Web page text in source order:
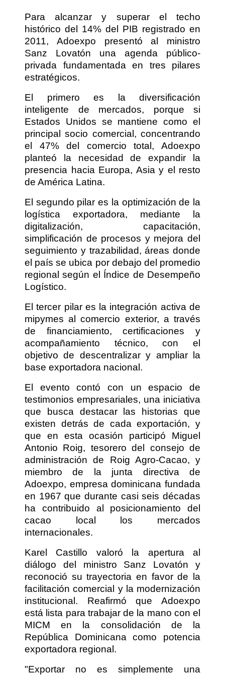
Para alcanzar y superar el techo
histórico del 14% del PIB registrado en
2011, Adoexpo presentó al ministro
Sanz Lovatón una agenda público-
privada fundamentada en tres pilares
estratégicos.
El primero es la diversificación
inteligente de mercados, porque si
Estados Unidos se mantiene como el
principal socio comercial, concentrando
el 47% del comercio total, Adoexpo
planteó la necesidad de expandir la
presencia hacia Europa, Asia y el resto
de América Latina.
El segundo pilar es la optimización de la
logística exportadora, mediante la
digitalización, capacitación,
simplificación de procesos y mejora del
seguimiento y trazabilidad, áreas donde
el país se ubica por debajo del promedio
regional según el Índice de Desempeño
Logístico.
El tercer pilar es la integración activa de
mipymes al comercio exterior, a través
de financiamiento, certificaciones y
acompañamiento técnico, con el
objetivo de descentralizar y ampliar la
base exportadora nacional.
El evento contó con un espacio de
testimonios empresariales, una iniciativa
que busca destacar las historias que
existen detrás de cada exportación, y
que en esta ocasión participó Miguel
Antonio Roig, tesorero del consejo de
administración de Roig Agro-Cacao, y
miembro de la junta directiva de
Adoexpo, empresa dominicana fundada
en 1967 que durante casi seis décadas
ha contribuido al posicionamiento del
cacao local los mercados
internacionales.
Karel Castillo valoró la apertura al
diálogo del ministro Sanz Lovatón y
reconoció su trayectoria en favor de la
facilitación comercial y la modernización
institucional. Reafirmó que Adoexpo
está lista para trabajar de la mano con el
MICM en la consolidación de la
República Dominicana como potencia
exportadora regional.
"Exportar no es simplemente una